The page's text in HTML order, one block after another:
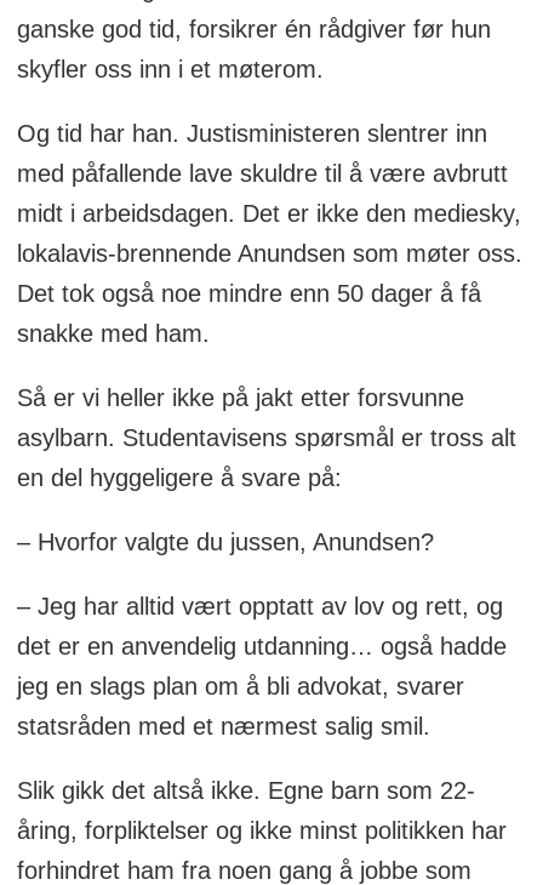
ganske god tid, forsikrer én rådgiver før hun
skyfler oss inn i et møterom.
Og tid har han. Justisministeren slentrer inn
med påfallende lave skuldre til å være avbrutt
midt i arbeidsdagen. Det er ikke den mediesky,
lokalavis-brennende Anundsen som møter oss.
Det tok også noe mindre enn 50 dager å få
snakke med ham.
Så er vi heller ikke på jakt etter forsvunne
asylbarn. Studentavisens spørsmål er tross alt
en del hyggeligere å svare på:
– Hvorfor valgte du jussen, Anundsen?
– Jeg har alltid vært opptatt av lov og rett, og
det er en anvendelig utdanning… også hadde
jeg en slags plan om å bli advokat, svarer
statsråden med et nærmest salig smil.
Slik gikk det altså ikke. Egne barn som 22-
åring, forpliktelser og ikke minst politikken har
forhindret ham fra noen gang å jobbe som